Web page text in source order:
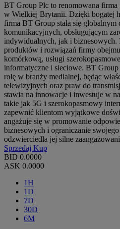
BT Group Plc to renomowana firma
w Wielkiej Brytanii. Dzięki bogatej
firma BT Group stała się globalnym
komunikacyjnych, obsługującym
indywidualnych, jak i biznesowych.
produktów i rozwiązań firmy
komórkową, usługi
informatyczne i sieciowe. BT
rolę w branży medialnej, będąc
telewizyjnych oraz praw do
stawia na innowacje i inwestuje w
takie jak 5G i szerokopasmowy
zapewnić klientom wyjątkowe
angażuje się w promowanie
biznesowych i ograniczanie
odzwierciedla jej silne
Sprzedaj Kup
BID 0.0000
ASK 0.0000
1H
1D
7D
30D
6M